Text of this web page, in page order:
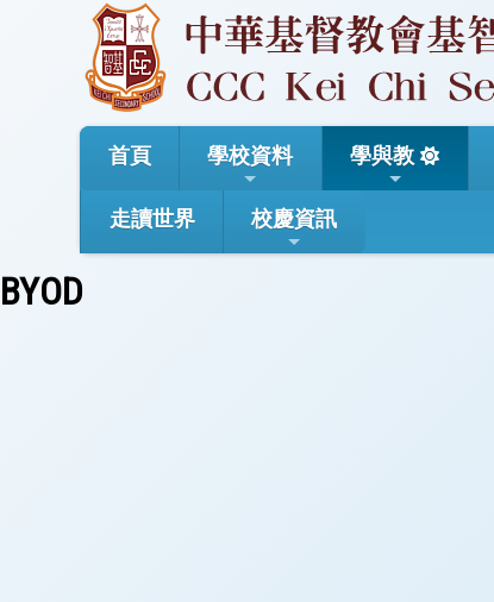
首頁 學校資料 學與教
走讀世界 校慶資訊
BYOD